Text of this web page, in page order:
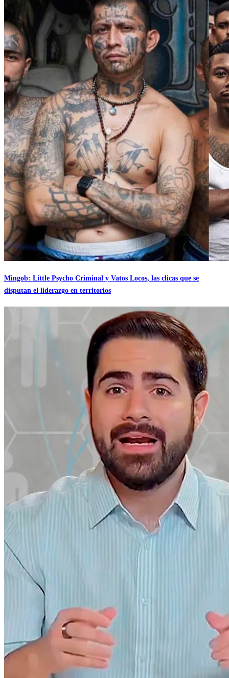
Mingob: Little Psycho Criminal y Vatos Locos, las clicas que se
disputan el liderazgo en territorios